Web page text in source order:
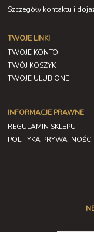
Szczegóły kontaktu i
TWOJE LINKI
TWOJE KONTO
TWÓJ KOSZYK
TWOJE ULUBIONE
INFORMACJE PRAWNE
REGULAMIN SKLEPU
POLITYKA PRYWATNOŚCI